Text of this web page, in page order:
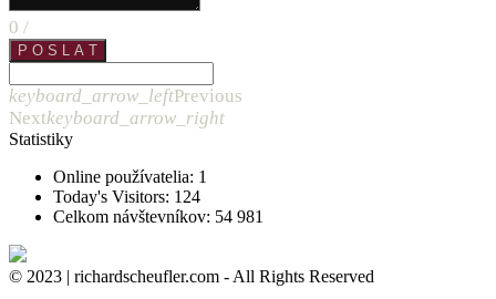
0 /
P O S L A T
keyboard_arrow_leftPrevious
Nextkeyboard_arrow_right
Statistiky
Online používatelia: 1
Today's Visitors: 124
Celkom návštevníkov: 54 981
© 2023 | richardscheufler.com - All Rights Reserved